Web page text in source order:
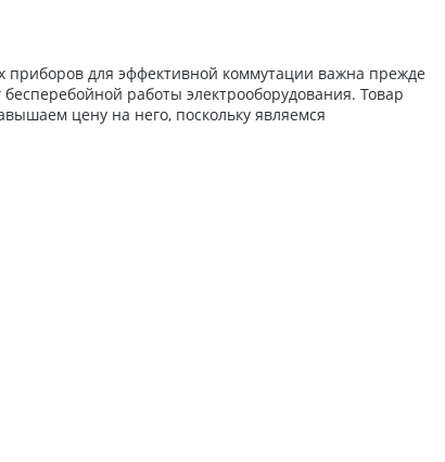
приборов для эффективной коммутации важна прежде
работы электрооборудования. Товар
цену на него, поскольку являемся